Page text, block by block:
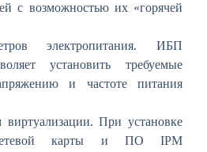
с возможностью их «горячей
электропитания. ИБП
установить требуемые
и частоте питания
виртуализации. При установке
сетевой карты и ПО IPM